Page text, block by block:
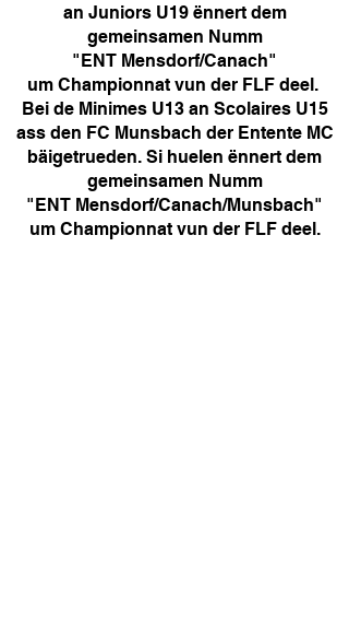
an Juniors U19 ënnert dem
gemeinsamen Numm
"ENT Mensdorf/Canach"
um Championnat vun der FLF deel.
Bei de Minimes U13 an Scolaires U15
ass den FC Munsbach der Entente MC
bäigetrueden. Si huelen ënnert dem
gemeinsamen Numm
"ENT Mensdorf/Canach/Munsbach"
um Championnat vun der FLF deel.